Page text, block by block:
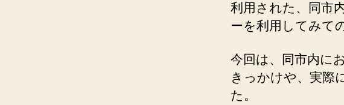
利用された、同市
ーを利用してみて
今回は、同市内に
きっかけや、実際
た。